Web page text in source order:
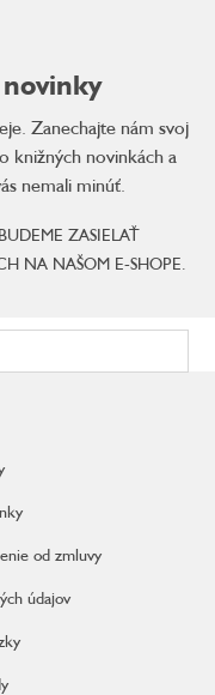
Zanechajte nám svoj
knižných novinkách a
nemali minúť.
ZASIELAŤ
NA NAŠOM E-SHOPE.
od zmluvy
údajov